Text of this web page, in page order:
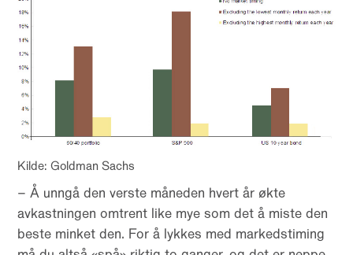
Kilde: Goldman Sachs
– Å unngå den verste måneden hvert år økte
avkastningen omtrent like mye som det å miste den
beste minket den. For å lykkes med markedstiming